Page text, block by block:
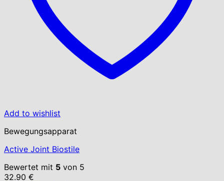
Add to wishlist
Bewegungsapparat
Active Joint Biostile
Bewertet mit 5 von 5
32.90 €